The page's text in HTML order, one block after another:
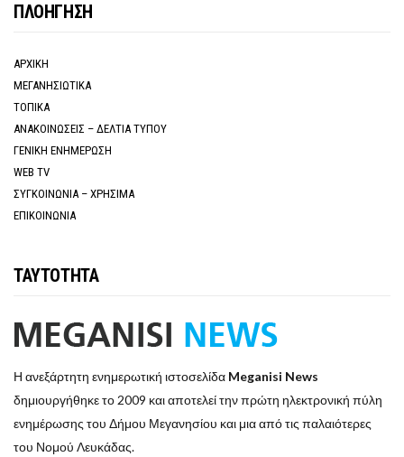
ΠΛΟΗΓΗΣΗ
ΑΡΧΙΚΗ
ΜΕΓΑΝΗΣΙΩΤΙΚΑ
ΤΟΠΙΚΑ
ΑΝΑΚΟΙΝΩΣΕΙΣ – ΔΕΛΤΙΑ ΤΥΠΟΥ
ΓΕΝΙΚΗ ΕΝΗΜΕΡΩΣΗ
WEB TV
ΣΥΓΚΟΙΝΩΝΙΑ – ΧΡΗΣΙΜΑ
ΕΠΙΚΟΙΝΩΝΙΑ
ΤΑΥΤΟΤΗΤΑ
Η ανεξάρτητη ενημερωτική ιστοσελίδα Meganisi News
δημιουργήθηκε το 2009 και αποτελεί την πρώτη ηλεκτρονική πύλη
ενημέρωσης του Δήμου Μεγανησίου και μια από τις παλαιότερες
του Νομού Λευκάδας.